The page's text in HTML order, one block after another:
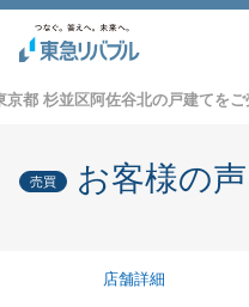
京都 杉並区阿佐谷北の戸建てを
売買 お客様の声
店舗詳細